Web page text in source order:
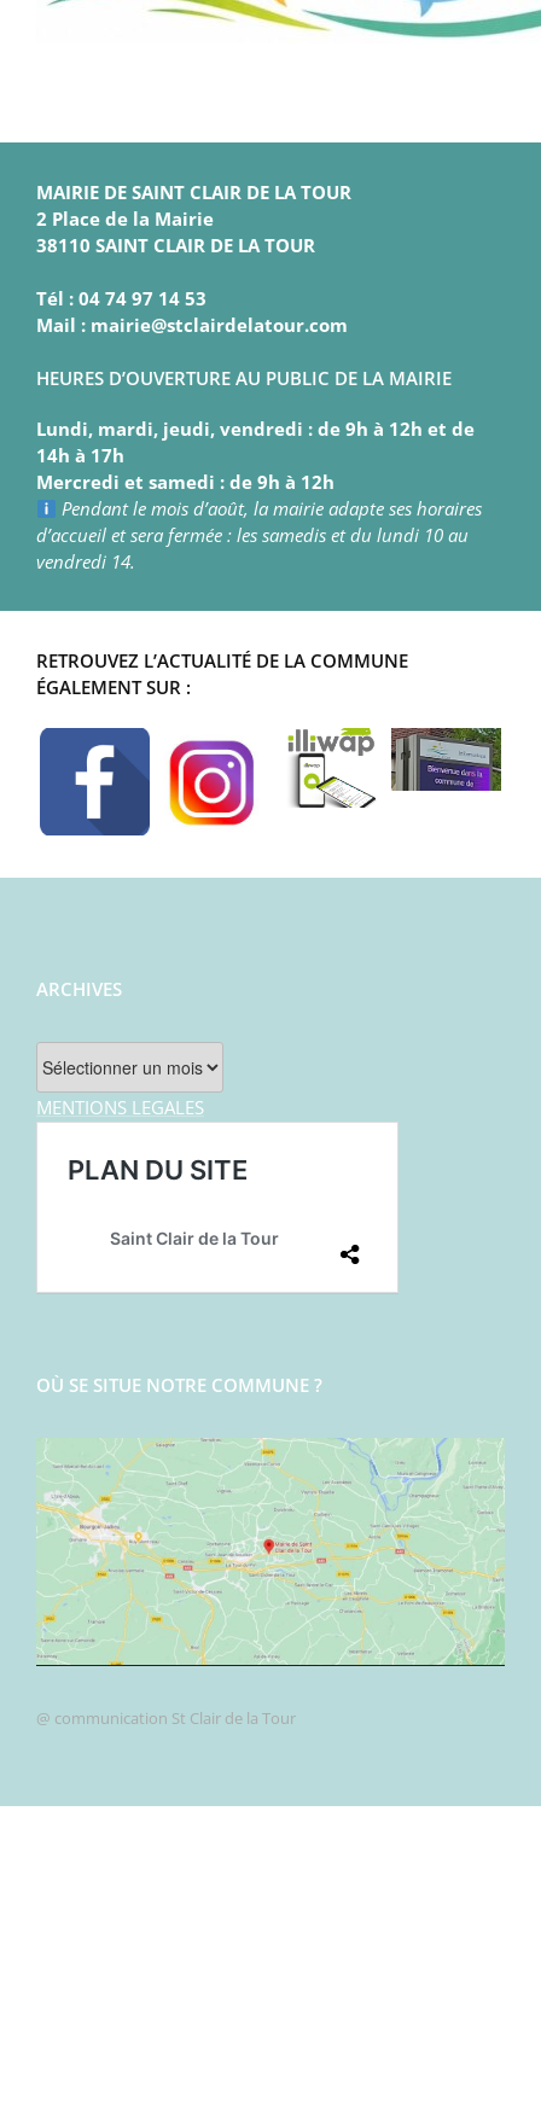
MAIRIE DE SAINT CLAIR DE LA TOUR
2 Place de la Mairie
38110 SAINT CLAIR DE LA TOUR
Tél : 04 74 97 14 53
Mail : mairie@stclairdelatour.com
HEURES D’OUVERTURE AU PUBLIC DE LA MAIRIE
Lundi, mardi, jeudi, vendredi : de 9h à 12h et de
14h à 17h
Mercredi et samedi : de 9h à 12h
Pendant le mois d’août, la mairie adapte ses horaires
d’accueil et sera fermée : les samedis et du lundi 10 au
vendredi 14.
RETROUVEZ L’ACTUALITÉ DE LA COMMUNE
ÉGALEMENT SUR :
ARCHIVES
Archives
MENTIONS LEGALES
OÙ SE SITUE NOTRE COMMUNE ?
@ communication St Clair de la Tour